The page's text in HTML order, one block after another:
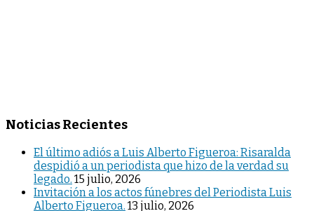
Noticias Recientes
El último adiós a Luis Alberto Figueroa: Risaralda
despidió a un periodista que hizo de la verdad su
legado. 15 julio, 2026
Invitación a los actos fúnebres del Periodista Luis
Alberto Figueroa. 13 julio, 2026